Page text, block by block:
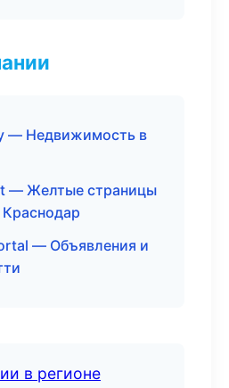
— Недвижимость в
— Желтые страницы
Краснодар
— Объявления и
в регионе